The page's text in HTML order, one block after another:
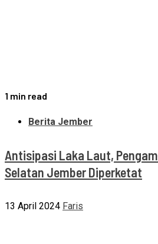
1 min read
Berita Jember
Antisipasi Laka Laut,
Selatan Jember Diperketat
13 April 2024 Faris